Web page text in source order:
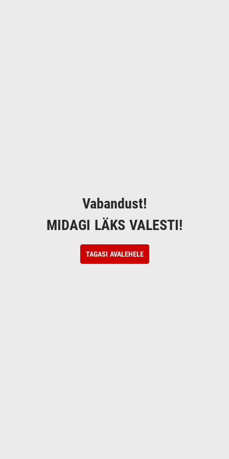
Vabandust!
MIDAGI LÄKS VALESTI!
TAGASI AVALEHELE